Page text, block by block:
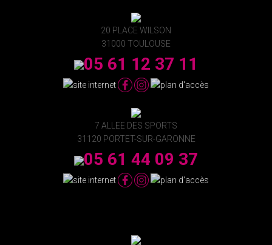
20 PLACE WILSON
31000 TOULOUSE
05 61 12 37 11
7 ALLEE DES SPORTS
31120 PORTET-SUR-GARONNE
05 61 44 09 37